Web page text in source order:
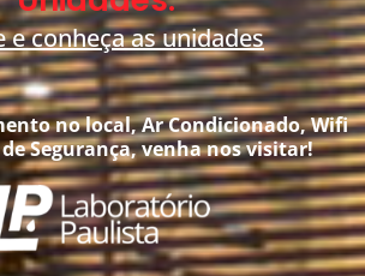
e conheça as unidades
no local, Ar Condicionado, Wifi
Segurança, venha nos visitar!